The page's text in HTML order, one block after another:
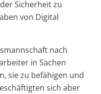
Sicherheit zu
von Digital
nach
in Sachen
sie zu befähigen und
sich aber